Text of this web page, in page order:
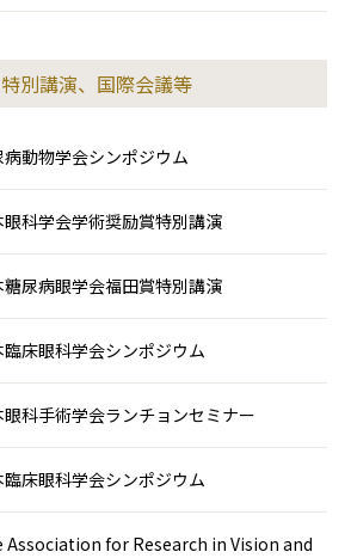
別講演、国際会議等
病動物学会シンポジウム
眼科学会学術奨励賞特別講演
糖尿病眼学会福田賞特別講演
臨床眼科学会シンポジウム
眼科手術学会ランチョンセミナー
臨床眼科学会シンポジウム
Association for Research in Vision and